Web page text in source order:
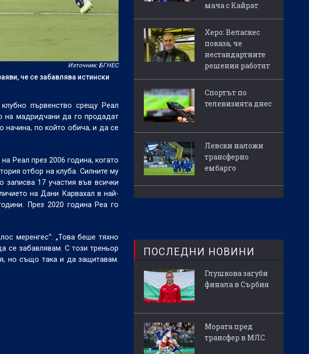
Източник: БГНЕС
че се забавлява истински
първенство срещу Реал
на мадридчани да го продадат
начина, по който обича, и да се
Реал през 2006 година, когато
отбор на клуба. Силните му
записва 17 участия във всички
на Дани Карвахал в най-
През 2020 година Реа го
меренгес“: „Това беше тяхно
се забавлявам. С този треньор
но също така и да защитавам.
мача с Кайрат
Херо: Веласкес
показа, че
нестандартните
решения работят
Спортът по
телевизията днес
Левски наложи
трансферно
ембарго
ПОСЛЕДНИ НОВИНИ
Глушкова загуби
финала в Сърбия
Мората пред
трансфер в МЛС